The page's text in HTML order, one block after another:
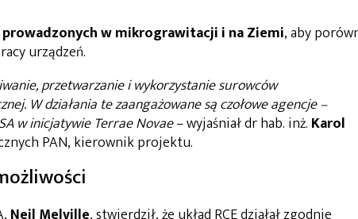
w mikrograwitacji i na Ziemi, aby
urządzeń.
przetwarzanie i wykorzystanie surowców
W działania te zaangażowane są czołowe agencje –
w inicjatywie Terrae Novae– wyjaśniał dr hab. inż. Karol
PAN, kierownik projektu.